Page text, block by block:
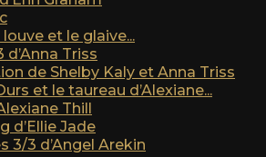
et le glaive...
Triss
de Shelby Kaly et Anna Triss
et le taureau d’Alexiane...
Thill
d’Ellie Jade
3/3 d’Angel Arekin